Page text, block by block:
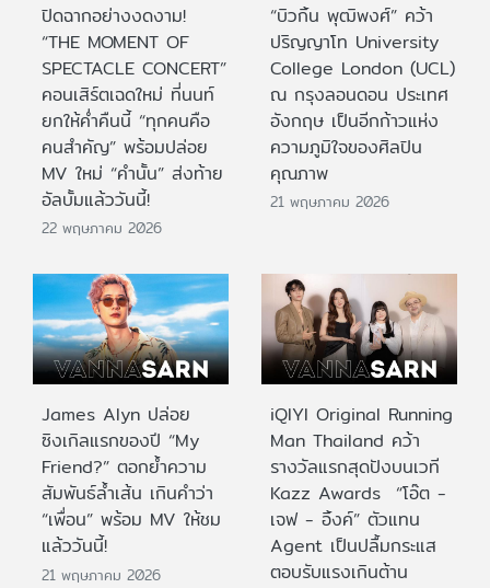
ปิดฉากอย่างงดงาม!
“THE MOMENT OF
SPECTACLE CONCERT”
คอนเสิร์ตเฉดใหม่ ที่นนท์
ยกให้ค่ำคืนนี้ “ทุกคนคือ
คนสำคัญ” พร้อมปล่อย
MV ใหม่ “คำนั้น” ส่งท้าย
อัลบั้มแล้ววันนี้!
22 พฤษภาคม 2026
“บิวกิ้น พุฒิพงศ์” คว้า
ปริญญาโท University
College London (UCL)
ณ กรุงลอนดอน ประเทศ
อังกฤษ เป็นอีกก้าวแห่ง
ความภูมิใจของศิลปิน
คุณภาพ
21 พฤษภาคม 2026
James Alyn ปล่อย
ซิงเกิลแรกของปี “My
Friend?” ตอกย้ำความ
สัมพันธ์ล้ำเส้น เกินคำว่า
“เพื่อน” พร้อม MV ให้ชม
แล้ววันนี้!
21 พฤษภาคม 2026
iQIYI Original Running
Man Thailand คว้า
รางวัลแรกสุดปังบนเวที
Kazz Awards “โอ๊ต -
เจฟ - อิ้งค์” ตัวแทน
Agent เป็นปลื้มกระแส
ตอบรับแรงเกินต้าน